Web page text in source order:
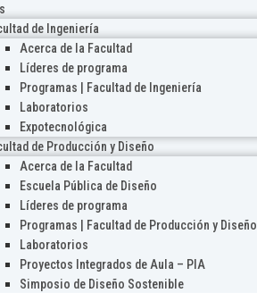
de Ingeniería
Acerca de la Facultad
Líderes de programa
Programas | Facultad de Ingeniería
Laboratorios
Expotecnológica
de Producción y Diseño
Acerca de la Facultad
Escuela Pública de Diseño
Líderes de programa
Programas | Facultad de Producción y Diseño
Laboratorios
Proyectos Integrados de Aula – PIA
Simposio de Diseño Sostenible